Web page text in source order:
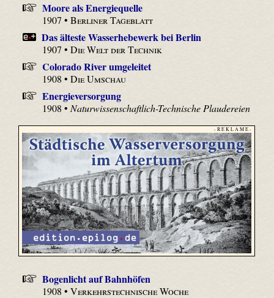
Moore als Energiequelle
1907 •Berliner Tageblatt
Das älteste Wasserhebewerk bei Berlin
1907 •Die Welt der Technik
Colorado River umgeleitet
1908 •Die Umschau
Energieversorgung
1908 • Naturwissenschaftlich-Technische Plaudereien
- R E K L A M E -
Bogenlicht auf Bahnhöfen
1908 •Verkehrstechnische Woche